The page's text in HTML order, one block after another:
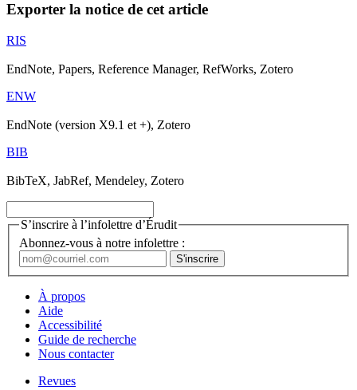
Exporter la notice de cet article
RIS
EndNote, Papers, Reference Manager, RefWorks, Zotero
ENW
EndNote (version X9.1 et +), Zotero
BIB
BibTeX, JabRef, Mendeley, Zotero
S’inscrire à l’infolettre d’Érudit
Abonnez-vous à notre infolettre :
À propos
Aide
Accessibilité
Guide de recherche
Nous contacter
Revues